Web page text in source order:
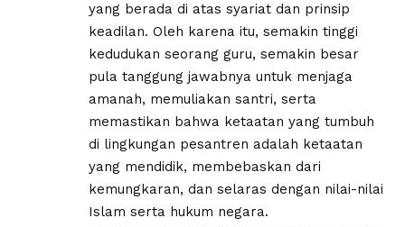
yang berada di atas syariat dan prinsip
keadilan. Oleh karena itu, semakin tinggi
kedudukan seorang guru, semakin besar
pula tanggung jawabnya untuk menjaga
amanah, memuliakan santri, serta
memastikan bahwa ketaatan yang tumbuh
di lingkungan pesantren adalah ketaatan
yang mendidik, membebaskan dari
kemungkaran, dan selaras dengan nilai-nilai
Islam serta hukum negara.